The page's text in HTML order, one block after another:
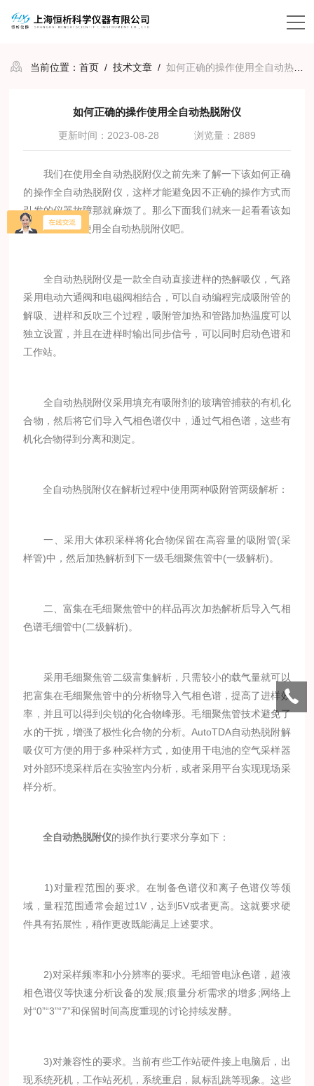
当前位置：首页 /技术文章 /如何正确的操作使用全自动热脱附仪
如何正确的操作使用全自动热脱附仪
更新时间：2023-08-28 浏览量：2889
我们在使用全自动热脱附仪之前先来了解一下该如何正确
的操作全自动热脱附仪，这样才能避免因不正确的操作方式而
引发的仪器故障那就麻烦了。那么下面我们就来一起看看该如
何正确的操作使用全自动热脱附仪吧。
全自动热脱附仪是一款全自动直接进样的热解吸仪，气路
采用电动六通阀和电磁阀相结合，可以自动编程完成吸附管的
解吸、进样和反吹三个过程，吸附管加热和管路加热温度可以
独立设置，并且在进样时输出同步信号，可以同时启动色谱和
工作站。
全自动热脱附仪采用填充有吸附剂的玻璃管捕获的有机化
合物，然后将它们导入气相色谱仪中，通过气相色谱，这些有
机化合物得到分离和测定。
全自动热脱附仪在解析过程中使用两种吸附管两级解析：
一、采用大体积采样将化合物保留在高容量的吸附管(采
样管)中，然后加热解析到下一级毛细聚焦管中(一级解析)。
二、富集在毛细聚焦管中的样品再次加热解析后导入气相
色谱毛细管中(二级解析)。
采用毛细聚焦管二级富集解析，只需较小的载气量就可以
把富集在毛细聚焦管中的分析物导入气相色谱，提高了进样效
率，并且可以得到尖锐的化合物峰形。毛细聚焦管技术避免了
水的干扰，增强了极性化合物的分析。AutoTDA自动热脱附解
吸仪可方便的用于多种采样方式，如使用干电池的空气采样器
对外部环境采样后在实验室内分析，或者采用平台实现现场采
样分析。
全自动热脱附仪的操作执行要求分享如下：
1)对量程范围的要求。在制备色谱仪和离子色谱仪等领
域，量程范围通常会超过1V，达到5V或者更高。这就要求硬
件具有拓展性，稍作更改既能满足上述要求。
2)对采样频率和小分辨率的要求。毛细管电泳色谱，超液
相色谱仪等快速分析设备的发展;痕量分析需求的增多;网络上
对“0”“3”“7”和保留时间高度重现的讨论持续发酵。
3)对兼容性的要求。当前有些工作站硬件接上电脑后，出
现系统死机，工作站死机，系统重启，鼠标乱跳等现象。这些